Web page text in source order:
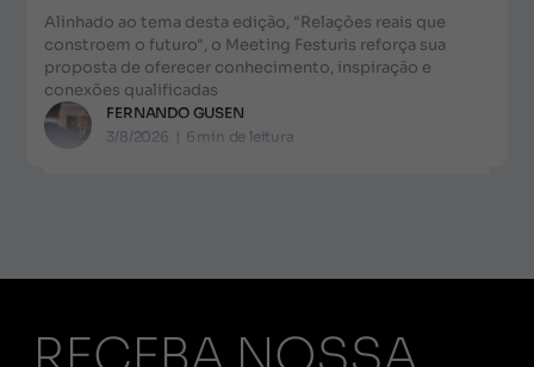
Alinhado ao tema desta edição, "Relações reais que
constroem o futuro", o Meeting Festuris reforça sua
proposta de oferecer conhecimento, inspiração e
conexões qualificadas
FERNANDO GUSEN
3/8/2026 | 6 min de leitura